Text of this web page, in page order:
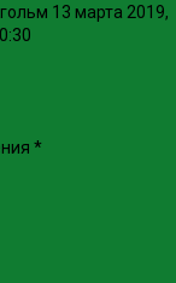
13 марта 2019,
*